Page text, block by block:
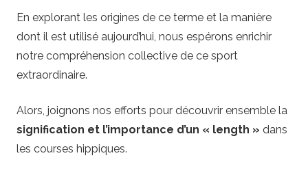
a
s
i
n
o
En explorant les origines de ce terme et la manière
dont il est utilisé aujourd’hui, nous espérons enrichir
notre compréhension collective de ce sport
extraordinaire.
Alors, joignons nos efforts pour découvrir ensemble la
signification et l’importance d’un « length » dans
les courses hippiques.